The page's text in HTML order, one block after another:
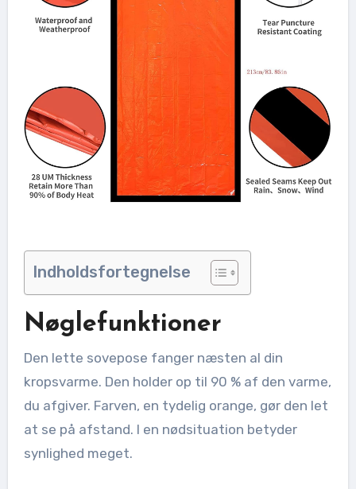
Indholdsfortegnelse
Nøglefunktioner
Den lette sovepose fanger næsten al din
kropsvarme. Den holder op til 90 % af den varme,
du afgiver. Farven, en tydelig orange, gør den let
at se på afstand. I en nødsituation betyder
synlighed meget.